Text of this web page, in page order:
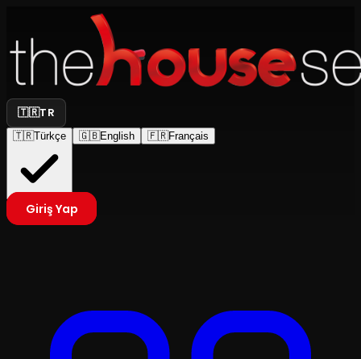
🇹🇷TR
🇹🇷Türkçe 🇬🇧English 🇫🇷Français
Giriş Yap